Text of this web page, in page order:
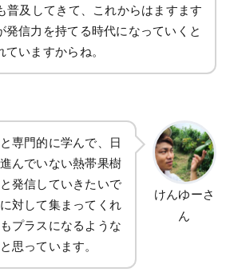
普及してきて、これからはますます
発信力を持てる時代になっていくと
ていますからね。
専門的に学んで、日
んでいない熱帯果樹
発信していきたいで
対して集まってくれ
プラスになるような
思っています。
けんゆーさ
ん